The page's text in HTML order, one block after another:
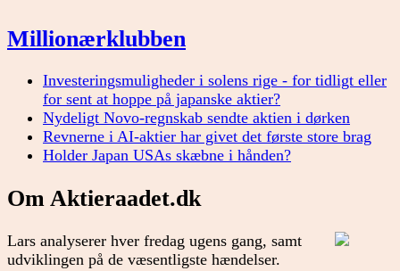
Millionærklubben
Investeringsmuligheder i solens rige - for tidligt eller
for sent at hoppe på japanske aktier?
Nydeligt Novo-regnskab sendte aktien i dørken
Revnerne i AI-aktier har givet det første store brag
Holder Japan USAs skæbne i hånden?
Om Aktieraadet.dk
Lars analyserer hver fredag ugens gang, samt
udviklingen på de væsentligste hændelser.